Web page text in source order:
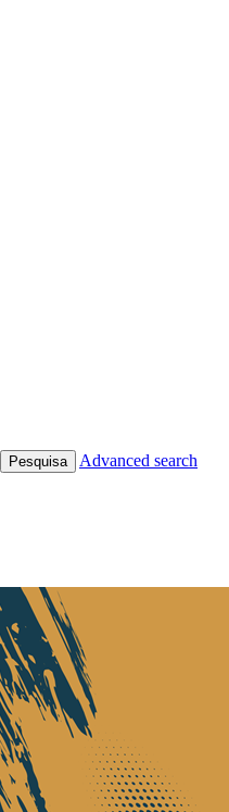
Pesquisa Advanced search